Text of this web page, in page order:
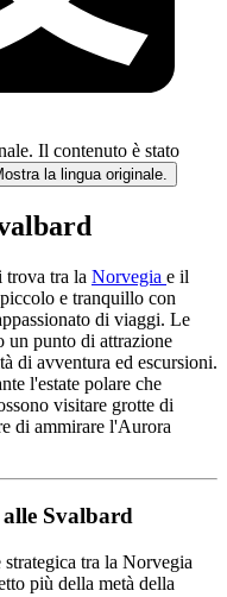
Il contenuto è stato
la lingua originale.
trova tra la Norvegia e il
e tranquillo con
di viaggi. Le
un punto di attrazione
di avventura ed escursioni.
l'estate polare che
visitare grotte di
di ammirare l'Aurora
Svalbard
tra la Norvegia
più della metà della